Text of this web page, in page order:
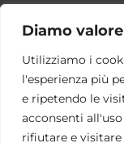
Diamo
Utilizziamo i
l'esperienza più
e ripetendo le
acconsenti
rifiutare e